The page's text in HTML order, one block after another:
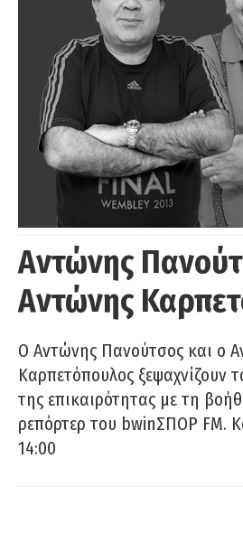
Αντώνης
Αντώνης
Ο Αντώνης Πανούτσος και ο
Καρπετόπουλος ξεψαχνίζουν
της επικαιρότητας με τη
ρεπόρτερ του bwinΣΠΟΡ FM.
14:00